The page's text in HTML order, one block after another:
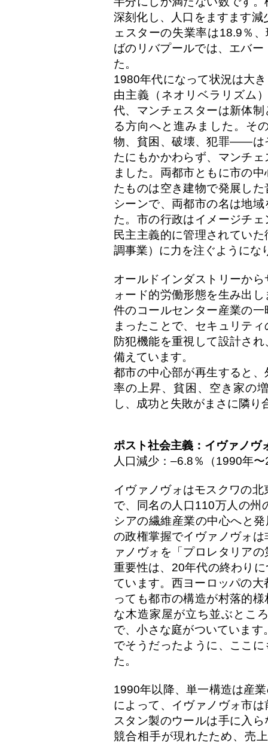
深刻化し、人口をますます
ェスターの失業率は18.9％
ばのリバプールでは、エバ
た。
1980年代になって状況は大
由主義（ネオリベラリズム
代、マンチェスターは新体
る方向へと進みました。そ
物、貧困、破壊、犯罪——は
たにもかかわらず、マンチ
ました。両都市ともに市の
たものは空き建物で発展し
シーンで、両都市の名は地
た。市の行政はイメージチ
民主主義的に管理されてい
調事業）に力を注ぐようにな
オールドインダストリーか
ォード的労働形態を生み出
件のコールセンター産業の
まったことで、セキュリテ
防犯機能を重視して設計さ
備えています。
都市の中心部が再生すると
率の上昇、貧困、空き家の
し、成功と失敗がまさに隣り
ポスト社会主義：イヴァノヴ
人口減少：–6.8％（1990年
イヴァノヴォはモスクワの
で、同名の人口110万人の州
シアの繊維産業の中心へと
の政権掌握でイヴァノヴォ
ァノヴォを「プロレタリア
重要性は、20年代の終わり
ています。西ヨーロッパの
っても都市の構造が村落的
な木造家屋が立ち並ぶとこ
で、小さな庭がついていま
でそうだったように、ここ
た。
1990年以降、単一構造は産
によって、イヴァノヴォ市
スタン製のウールは手に入
競合相手が現れたため、売